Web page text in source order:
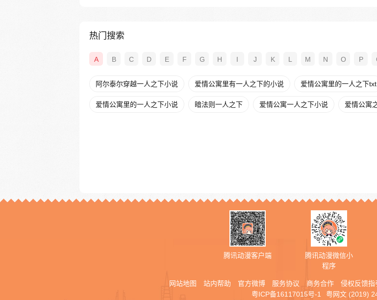
热门搜索
A B C D E F G H I J K L M N O P
阿尔泰尔穿越一人之下小说 爱情公寓里有一人之下的小说 爱情公寓里的一人之下txt
爱情公寓里的一人之下小说 暗法则一人之下 爱情公寓一人之下小说 爱情公寓
腾讯动漫客户端
腾讯动漫微信小
程序
网站地图 站内帮助 官方微博 服务协议 商务合作 侵权反馈指
粤ICP备16117015号-1
粤网文 (2019)